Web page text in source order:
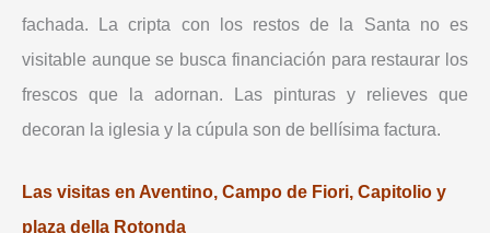
fachada. La cripta con los restos de la Santa no es
visitable aunque se busca financiación para restaurar los
frescos que la adornan. Las pinturas y relieves que
decoran la iglesia y la cúpula son de bellísima factura.
Las visitas en Aventino, Campo de Fiori, Capitolio y
plaza della Rotonda